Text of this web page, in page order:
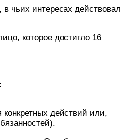
чьих интересах действовал
которое достигло 16
действий или,